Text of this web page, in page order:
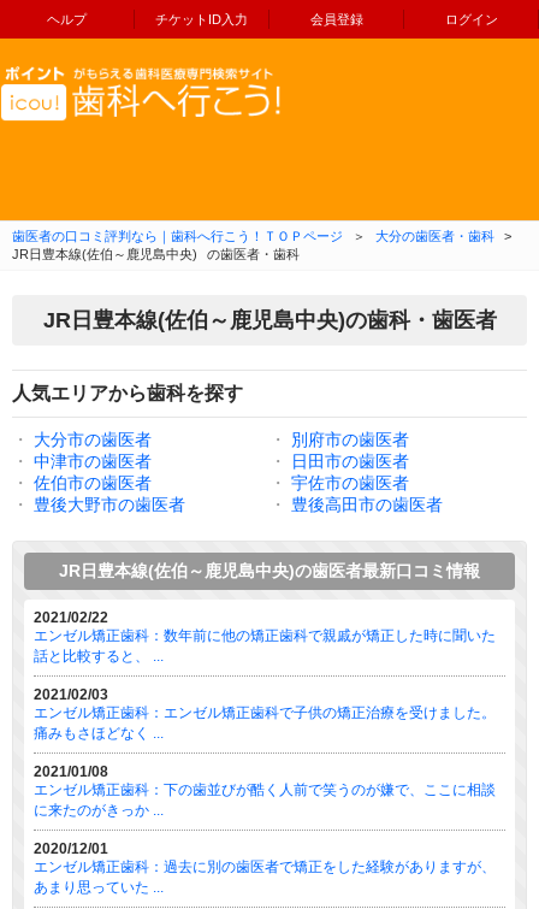
ヘルプ チケットID入力 会員登録 ログイン
コンテンツへ移動
歯医者の口コミ評判なら｜歯科へ行こう！ＴＯＰページ ＞ 大分の歯医者・歯科
>
JR日豊本線(佐伯～鹿児島中央)
の歯医者・歯科
JR日豊本線(佐伯～鹿児島中央)の歯科・歯医者
人気エリアから歯科を探す
・ 大分市の歯医者 ・
別府市の歯医者
・
中津市の歯医者 ・
日田市の歯医者
・
佐伯市の歯医者 ・
宇佐市の歯医者
・
豊後大野市の歯医者 ・ 豊後高田市の歯医者
JR日豊本線(佐伯～鹿児島中央)の歯医者最新口コミ情報
2021/02/22
エンゼル矯正歯科：数年前に他の矯正歯科で親戚が矯正した時に聞いた
話と比較すると、 ...
2021/02/03
エンゼル矯正歯科：エンゼル矯正歯科で子供の矯正治療を受けました。
痛みもさほどなく ...
2021/01/08
エンゼル矯正歯科：下の歯並びが酷く人前で笑うのが嫌で、ここに相談
に来たのがきっか ...
2020/12/01
エンゼル矯正歯科：過去に別の歯医者で矯正をした経験がありますが、
あまり思っていた ...